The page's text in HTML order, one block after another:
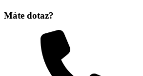
Máte dotaz?